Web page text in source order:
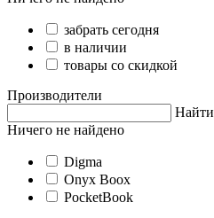
забрать сегодня
в наличии
товары со скидкой
Производители
Найти
Ничего не найдено
Digma
Onyx Boox
PocketBook